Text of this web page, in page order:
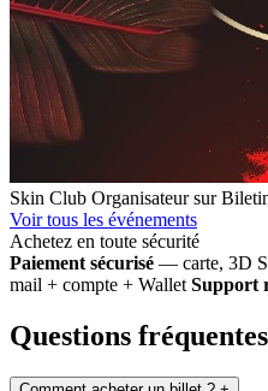
Skin Club Organisateur sur
Voir tous les événements
Achetez en toute sécurité
Paiement sécurisé — carte, 3D
mail + compte + Wallet Support
Questions fréquentes